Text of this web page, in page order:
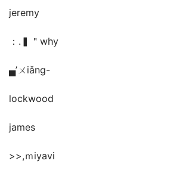
jeremy
：.▍＂why
▄’ㄨiǎng-
lockwood
james
>>,ｍiyavi